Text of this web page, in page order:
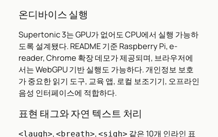
온디바이스 실행
Supertonic 3는 GPU가 없어도 CPU에서 실행 가능하
도록 설계됐다. README 기준 Raspberry Pi, e-
reader, Chrome 확장 데모가 제공되며, 브라우저에
서는 WebGPU 기반 실행도 가능하다. 개인정보 보호
가 중요한 읽기 도구, 교육 앱, 로컬 보조기기, 오프라인
음성 인터페이스에 적합하다.
표현 태그와 자연 텍스트 처리
<laugh>, <breath>, <sigh> 같은 10개 인라인 표